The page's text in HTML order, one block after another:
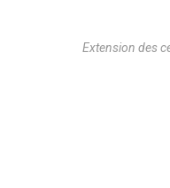
Extension des